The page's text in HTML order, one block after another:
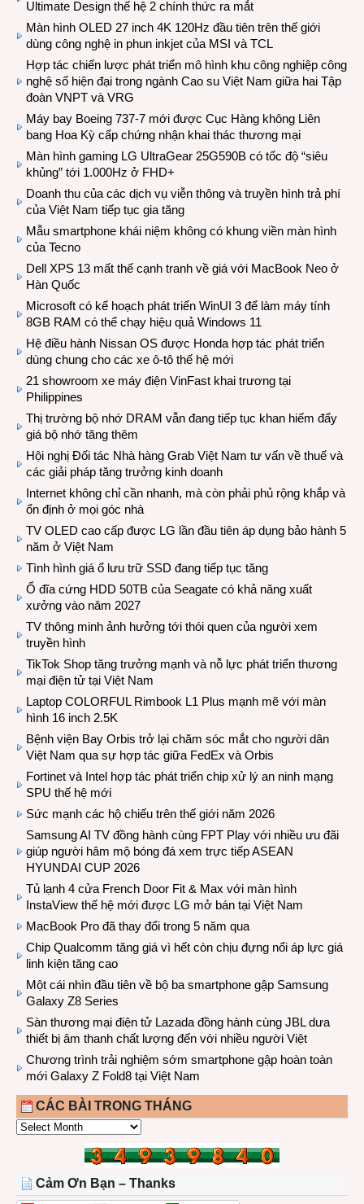
Ultimate Design thế hệ 2 chính thức ra mắt
Màn hình OLED 27 inch 4K 120Hz đầu tiên trên thế giới
dùng công nghệ in phun inkjet của MSI và TCL
Hợp tác chiến lược phát triển mô hình khu công nghiệp công
nghệ số hiện đại trong ngành Cao su Việt Nam giữa hai Tập
đoàn VNPT và VRG
Máy bay Boeing 737-7 mới được Cục Hàng không Liên
bang Hoa Kỳ cấp chứng nhận khai thác thương mại
Màn hình gaming LG UltraGear 25G590B có tốc độ “siêu
khủng” tới 1.000Hz ở FHD+
Doanh thu của các dịch vụ viễn thông và truyền hình trả phí
của Việt Nam tiếp tục gia tăng
Mẫu smartphone khái niệm không có khung viền màn hình
của Tecno
Dell XPS 13 mất thế cạnh tranh về giá với MacBook Neo ở
Hàn Quốc
Microsoft có kế hoạch phát triển WinUI 3 để làm máy tính
8GB RAM có thể chạy hiệu quả Windows 11
Hệ điều hành Nissan OS được Honda hợp tác phát triển
dùng chung cho các xe ô-tô thế hệ mới
21 showroom xe máy điện VinFast khai trương tại
Philippines
Thị trường bộ nhớ DRAM vẫn đang tiếp tục khan hiếm đẩy
giá bộ nhớ tăng thêm
Hội nghị Đối tác Nhà hàng Grab Việt Nam tư vấn về thuế và
các giải pháp tăng trưởng kinh doanh
Internet không chỉ cần nhanh, mà còn phải phủ rộng khắp và
ổn định ở mọi góc nhà
TV OLED cao cấp được LG lần đầu tiên áp dụng bảo hành 5
năm ở Việt Nam
Tình hình giá ổ lưu trữ SSD đang tiếp tục tăng
Ổ đĩa cứng HDD 50TB của Seagate có khả năng xuất
xưởng vào năm 2027
TV thông minh ảnh hưởng tới thói quen của người xem
truyền hình
TikTok Shop tăng trưởng mạnh và nỗ lực phát triển thương
mại điện tử tại Việt Nam
Laptop COLORFUL Rimbook L1 Plus mạnh mẽ với màn
hình 16 inch 2.5K
Bệnh viện Bay Orbis trở lại chăm sóc mắt cho người dân
Việt Nam qua sự hợp tác giữa FedEx và Orbis
Fortinet và Intel hợp tác phát triển chip xử lý an ninh mạng
SPU thế hệ mới
Sức mạnh các hộ chiếu trên thế giới năm 2026
Samsung AI TV đồng hành cùng FPT Play với nhiều ưu đãi
giúp người hâm mộ bóng đá xem trực tiếp ASEAN
HYUNDAI CUP 2026
Tủ lạnh 4 cửa French Door Fit & Max với màn hình
InstaView thế hệ mới được LG mở bán tại Việt Nam
MacBook Pro đã thay đổi trong 5 năm qua
Chip Qualcomm tăng giá vì hết còn chịu đựng nổi áp lực giá
linh kiện tăng cao
Một cái nhìn đầu tiên về bộ ba smartphone gập Samsung
Galaxy Z8 Series
Sàn thương mại điện tử Lazada đồng hành cùng JBL dưa
thiết bị âm thanh chất lượng đến với nhiều người Việt
Chương trình trải nghiệm sớm smartphone gập hoàn toàn
mới Galaxy Z Fold8 tại Việt Nam
CÁC BÀI TRONG THÁNG
CÁC
THÁNG
Cảm Ơn Bạn – Thanks